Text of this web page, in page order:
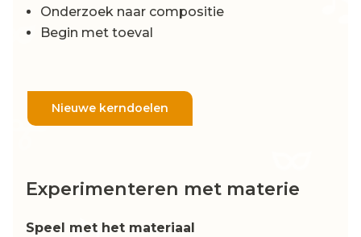
Onderzoek naar compositie
Begin met toeval
Nieuwe kerndoelen
Experimenteren met materie
Speel met het materiaal